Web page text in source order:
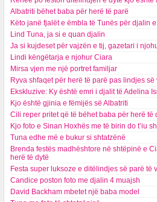
Albatriti bëhet baba për herë të parë
Këto janë fjalët e ëmbla të Tunës për djalin
Lind Tuna, ja si e quan djalin
Ja si kujdeset për vajzën e tij, gazetari i
Lindi këngëtarja e njohur Ciara
Mirsa vjen me një portret familjar
Ryva shfaqet për herë të parë pas lindjes së
Ekskluzive: Ky është emri i djalit të Adelina
Kjo është gjinia e fëmijës së Albatriti
Cili reper pritet që të bëhet baba për herë të
Kjo foto e Sinan Hoxhës me të birin do t’iu
Tuna edhe më e bukur si shtatzënë
Brenda festës madhështore në shtëpinë e
herë të dytë
Festa super luksoze e ditëlindjes së parë të
Candice poston foto me djalin 4 muajsh
David Backham mbetet një baba model